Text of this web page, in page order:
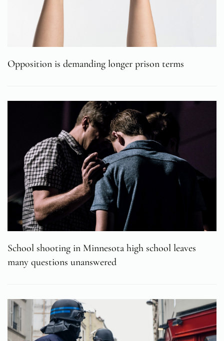
Opposition is demanding longer prison terms
School shooting in Minnesota high school leaves
many questions unanswered